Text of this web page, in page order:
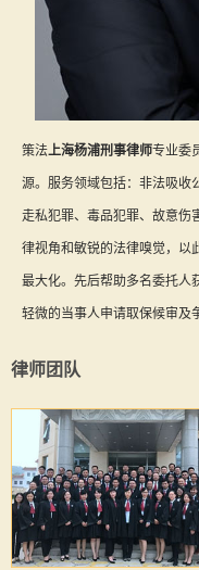
策法上海杨浦刑事律师专业委
源。服务领域包括：非法吸收
走私犯罪、毒品犯罪、故意伤
律视角和敏锐的法律嗅觉，以
最大化。先后帮助多名委托人
轻微的当事人申请取保候审及
律师团队